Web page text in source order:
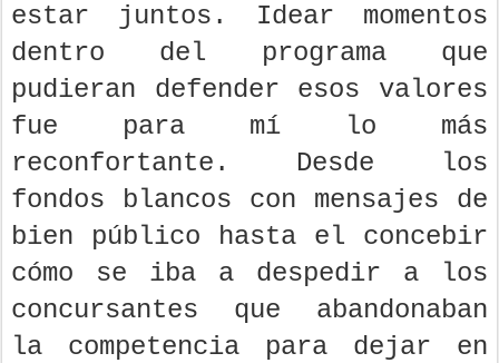
estar juntos. Idear momentos
dentro del programa que
pudieran defender esos valores
fue para mí lo más
reconfortante. Desde los
fondos blancos con mensajes de
bien público hasta el concebir
cómo se iba a despedir a los
concursantes que abandonaban
la competencia para dejar en